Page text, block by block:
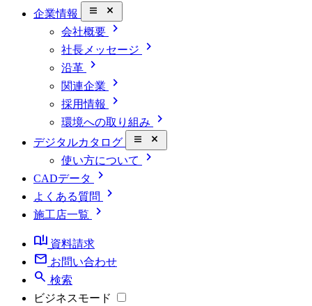
企業情報 close_small
会社概要 chevron_right
社長メッセージ chevron_right
沿革 chevron_right
関連企業 chevron_right
採用情報 chevron_right
環境への取り組み chevron_right
デジタルカタログ close_small
使い方について chevron_right
CADデータ chevron_right
よくある質問 chevron_right
施工店一覧
chevron_right
book_ribbon 資料請求
mail お問い合わせ
search 検索
ビジネスモード